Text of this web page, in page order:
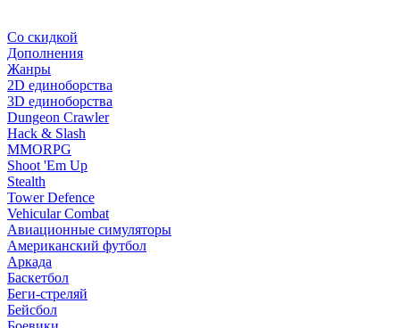
Со скидкой
Дополнения
Жанры
2D единоборства
3D единоборства
Dungeon Crawler
Hack & Slash
MMORPG
Shoot 'Em Up
Stealth
Tower Defence
Vehicular Combat
Авиационные симуляторы
Американский футбол
Аркада
Баскетбол
Беги-стреляй
Бейсбол